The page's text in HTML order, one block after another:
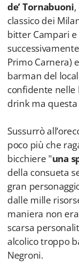
de’ Tornabuoni
classico dei
bitter Campari
Primo Carnera)
barman del
confidente nelle
drink ma
Sussurrò
poco più che
bicchiere "una
della consueta
gran
dalle mille
maniera non
scarsa
alcolico troppo
Negroni.